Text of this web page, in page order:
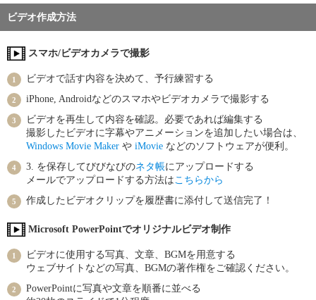
ビデオ作成方法
スマホ/ビデオカメラで撮影
ビデオで話す内容を決めて、予行練習する
iPhone, Androidなどのスマホやビデオカメラで撮影する
ビデオを再生して内容を確認。必要であれば編集する
撮影したビデオに字幕やアニメーションを追加したい場合は、
Windows Movie Maker やiMovie などのソフトウェアが便利。
3. を保存してびびなびのネタ帳にアップロードする
メールでアップロードする方法はこちらから
作成したビデオクリップを履歴書に添付して送信完了！
Microsoft PowerPointでオリジナルビデオ制作
ビデオに使用する写真、文章、BGMを用意する
ウェブサイトなどの写真、BGMの著作権をご確認ください。
PowerPointに写真や文章を順番に並べる